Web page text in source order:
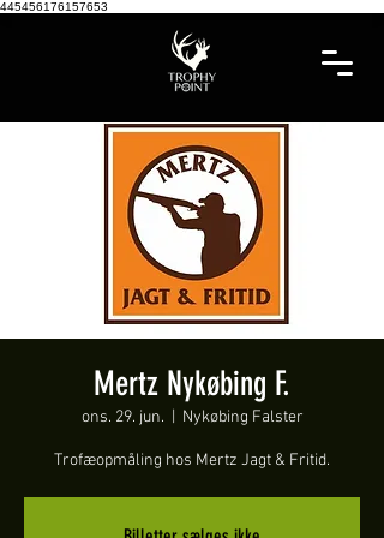
445456176157653
Mertz Nykøbing F.
ons. 29. jun. Nykøbing Falster
Trofæopmåling hos Mertz Jagt & Fritid.